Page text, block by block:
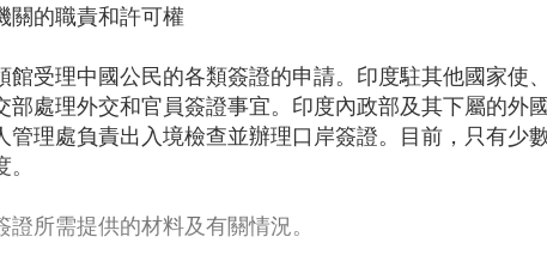
關的職責和許可權
館受理中國公民的各類簽證的申請。印度駐其他國家
部處理外交和官員簽證事宜。印度內政部及其下屬的
管理處負責出入境檢查並辦理口岸簽證。目前，只有
證所需提供的材料及有關情況。